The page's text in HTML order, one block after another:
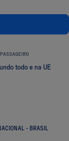
todo e na UE
- BRASIL